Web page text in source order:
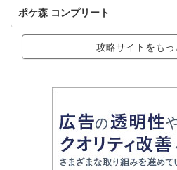
ポケ森 コンプリート
攻略サイトをもっ